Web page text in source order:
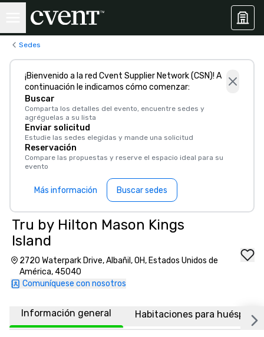
Sedes
¡Bienvenido a la red Cvent Supplier Network (CSN)! A
continuación le indicamos cómo comenzar:
Buscar
Comparta los detalles del evento, encuentre sedes y
agréguelas a su lista
Enviar solicitud
Estudie las sedes elegidas y mande una solicitud
Reservación
Compare las propuestas y reserve el espacio ideal para su
evento
Más información Buscar sedes
Tru by Hilton Mason Kings
Island
2720 Waterpark Drive, Albañil, OH, Estados Unidos de
América, 45040
Comuníquese con nosotros
Información general Habitaciones para